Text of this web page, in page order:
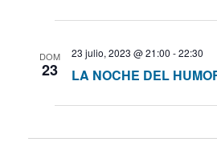
DOM
23 LA NOCHE DEL
23 julio, 2023 @ 21:00 -22:30